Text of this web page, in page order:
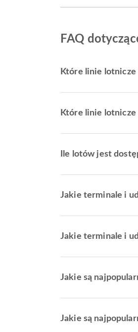
FAQ
Które linie
Które linie
Ile lotów jest
Jakie terminale i
Jakie terminale i
Jakie są
Jakie są